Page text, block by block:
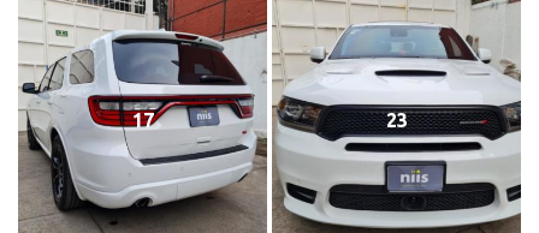
17 23